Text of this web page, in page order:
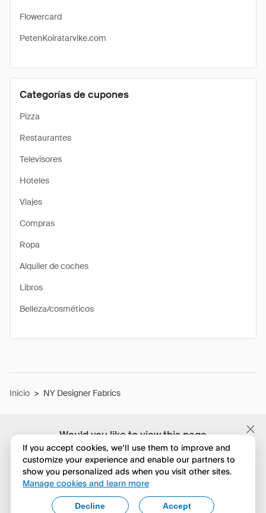
Would you like to view this page
in English?
No, seguir navegando
Yes, change to English
Flowercard
PetenKoiratarvike.com
Categorías de cupones
Pizza
Restaurantes
Televisores
Hoteles
Viajes
Compras
Ropa
Alquiler de coches
Libros
Belleza/cosméticos
Inicio > NY Designer Fabrics
If you accept cookies, we’ll use them to improve and
customize your experience and enable our partners to
show you personalized ads when you visit other sites.
Manage cookies and learn more
Accept
Decline